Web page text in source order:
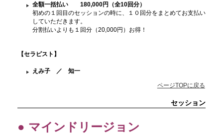
全額一括払い 180,000円（全10回分）
初めの１回目のセッションの時に、１０回分をまとめてお支払い
していただきます。
分割払いよりも１回分（20,000円）お得！
【セラピスト】
えみ子 ／ 知一
ページTOPに戻る
セッション
● マインドリージョン